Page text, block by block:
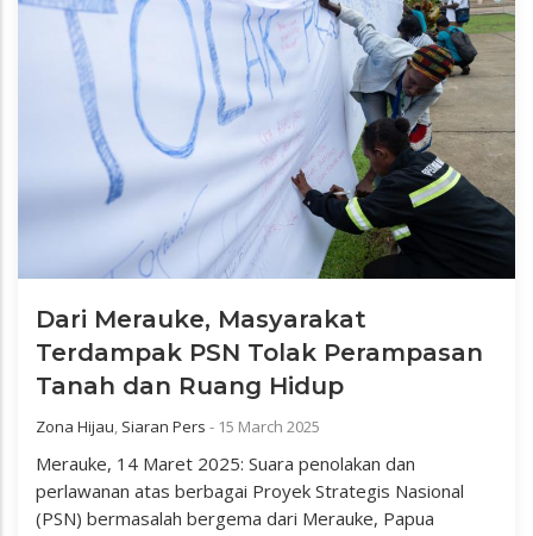
Dari Merauke, Masyarakat
Terdampak PSN Tolak Perampasan
Tanah dan Ruang Hidup
Zona Hijau, Siaran Pers - 15 March 2025
Merauke, 14 Maret 2025: Suara penolakan dan
perlawanan atas berbagai Proyek Strategis Nasional
(PSN) bermasalah bergema dari Merauke, Papua